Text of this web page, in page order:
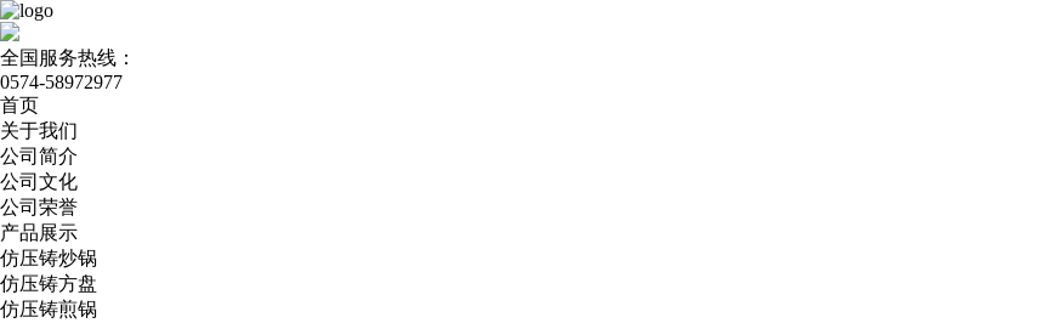
全国服务热线：
0574-58972977
首页
关于我们
公司简介
公司文化
公司荣誉
产品展示
仿压铸炒锅
仿压铸方盘
仿压铸煎锅